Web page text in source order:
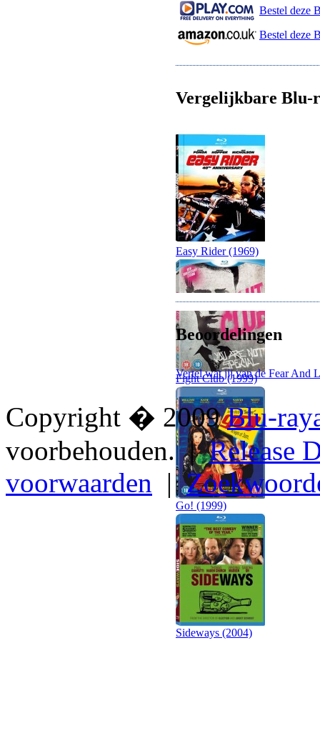
Bestel deze
Bestel deze
Vergelijkbare Blu-
Easy Rider (1969)
Fight Club (1999)
Go! (1999)
Sideways (2004)
Beoordelingen
Vertel wat jij van de Fear And
Copyright � 2009Blu-
voorbehouden. |Release
voorwaarden |